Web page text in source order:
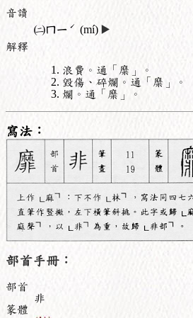
音讀
㈡ㄇㄧ ˊ (mí) ▶️
解釋
浪費。通「糜」。
毀傷、碎爛。通「糜」。
爛。通「糜」。
寫法：
部首手冊：
部首
非
篆體